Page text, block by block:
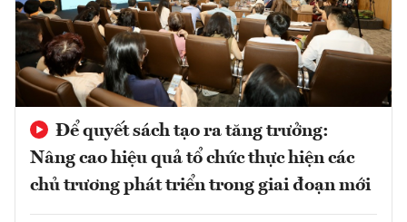
Để quyết sách tạo ra tăng trưởng:
Nâng cao hiệu quả tổ chức thực hiện các
chủ trương phát triển trong giai đoạn mới